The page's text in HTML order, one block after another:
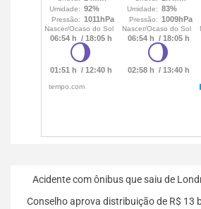
Acidente com ônibus que saiu de
Conselho aprova distribuição de R$ 13